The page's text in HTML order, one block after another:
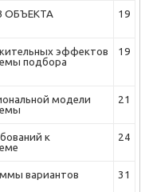
ОБЪЕКТА
19
эффектов
подбора
19
модели
21
к
24
вариантов
31